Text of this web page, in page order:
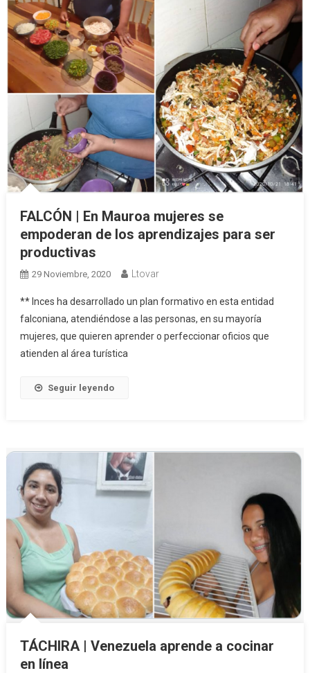
FALCÓN | En Mauroa mujeres se
empoderan de los aprendizajes para ser
productivas
29 Noviembre, 2020 Ltovar
** Inces ha desarrollado un plan formativo en esta entidad
falconiana, atendiéndose a las personas, en su mayoría
mujeres, que quieren aprender o perfeccionar oficios que
atienden al área turística
Seguir leyendo
TÁCHIRA | Venezuela aprende a cocinar
en línea